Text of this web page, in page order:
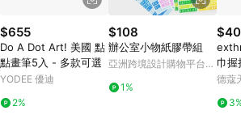
當下LINE購物所設定的回饋機制為準。
合性平台，商品資料更新會有時間差，
、價位、贈品與東森購物ETMall銷售網
為準。 9. 若有贈點爭議，請務必於訂單
物客服洽詢；若超過180天(含)以上進
。 10. 部分點數紅包僅限指定商品使
品。各點數紅包之適用商品與使用條件
$655
Do A Dot Art! 美國 點
點畫筆5入 - 多款可選
YODEE 優迪
2%
$108
辦公室小物紙膠帶組
亞洲跨境設計購物平台
1%
巾握
cm
德蔻